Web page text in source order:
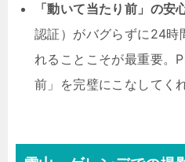
「動いて当たり前」の安
認証）がバグらずに24時
れることこそが最重要。
前」を完璧にこなしてく